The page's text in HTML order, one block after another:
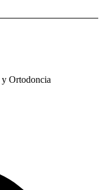
y Ortodoncia